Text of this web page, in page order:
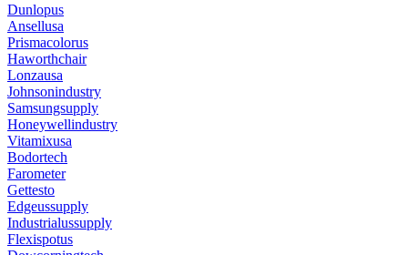
Dunlopus
Ansellusa
Prismacolorus
Haworthchair
Lonzausa
Johnsonindustry
Samsungsupply
Honeywellindustry
Vitamixusa
Bodortech
Farometer
Gettesto
Edgeussupply
Industrialussupply
Flexispotus